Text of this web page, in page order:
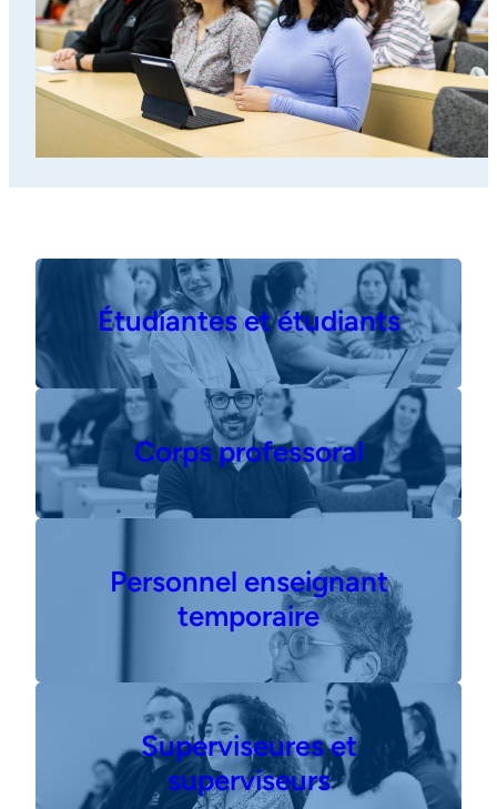
Étudiantes et étudiants
Corps professoral
Personnel enseignant
temporaire
Superviseures et
superviseurs